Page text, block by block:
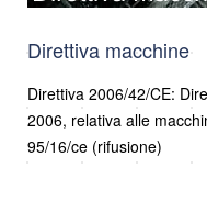
Direttiva macchine
Direttiva 2006/42/CE:
2006, relativa alle
95/16/ce (rifusione)